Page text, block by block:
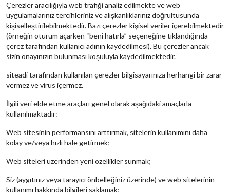
Çerezler aracılığıyla web trafiği analiz edilmekte ve web
uygulamalarınız tercihleriniz ve alışkanlıklarınız doğrultusunda
kişiselleştirilebilmektedir. Bazı çerezler kişisel veriler içerebilmektedir
(örneğin oturum açarken “beni hatırla” seçeneğine tıklandığında
çerez tarafından kullanıcı adının kaydedilmesi). Bu çerezler ancak
sizin onayınızın bulunması koşuluyla kaydedilmektedir.
siteadi tarafından kullanılan çerezler bilgisayarınıza herhangi bir zarar
vermez ve virüs içermez.
İlgili veri elde etme araçları genel olarak aşağıdaki amaçlarla
kullanılmaktadır:
Web sitesinin performansını arttırmak, sitelerin kullanımını daha
kolay ve/veya hızlı hale getirmek;
Web siteleri üzerinden yeni özellikler sunmak;
Siz (aygıtınız veya tarayıcı önbelleğiniz üzerinde) ve web sitelerinin
kullanımı hakkında bilgileri saklamak;